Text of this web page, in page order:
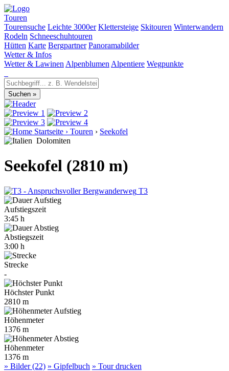
Touren
Tourensuche Leichte 3000er Klettersteige Skitouren Winterwandern
Rodeln Schneeschuhtouren
Hütten Karte Bergpartner Panoramabilder
Wetter & Infos
Wetter & Lawinen Alpenblumen Alpentiere Wegpunkte
Startseite › Touren › Seekofel
Dolomiten
Seekofel (2810 m)
T3
Aufstiegszeit
3:45 h
Abstiegszeit
3:00 h
Strecke
-
Höchster Punkt
2810 m
Höhenmeter
1376 m
Höhenmeter
1376 m
» Bilder (22) » Gipfelbuch » Tour drucken